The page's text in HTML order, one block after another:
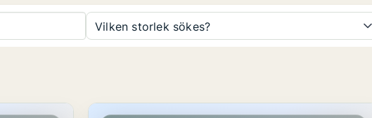
Vilken storlek sökes?
Butikslokal i Örnsköldsvik, Arnäsvall